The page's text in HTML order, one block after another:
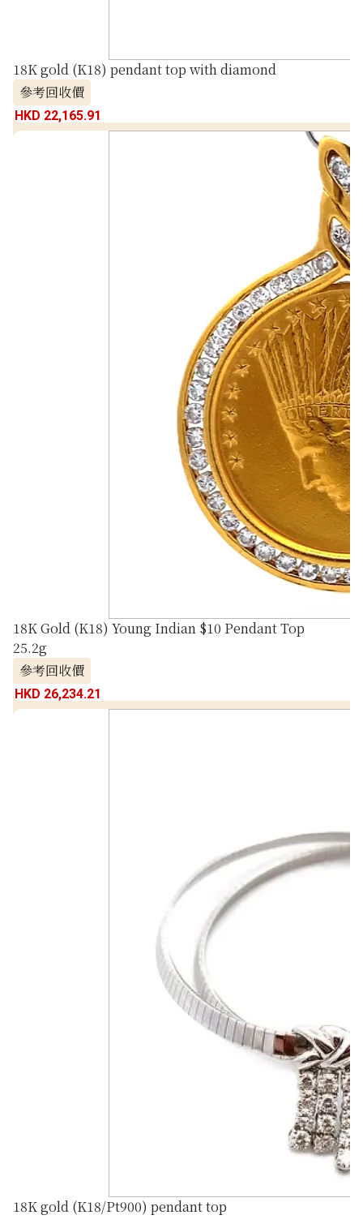
18K gold (K18) pendant top with diamond
參考回收價
HKD 22,165.91
18K Gold (K18) Young Indian $10 Pendant Top
25.2g
參考回收價
HKD 26,234.21
18K gold (K18/Pt900) pendant top